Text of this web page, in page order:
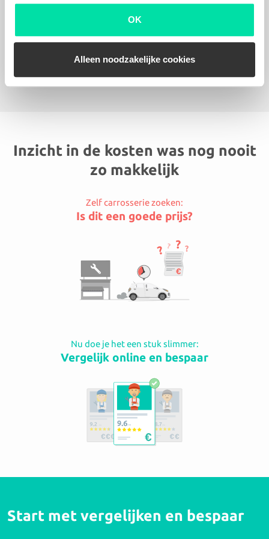
OK
Alleen noodzakelijke cookies
Lees meer
Inzicht in de kosten was nog nooit
zo makkelijk
Zelf carrosserie zoeken:
Is dit een goede prijs?
Nu doe je het een stuk slimmer:
Vergelijk online en bespaar
Start met vergelijken en bespaar